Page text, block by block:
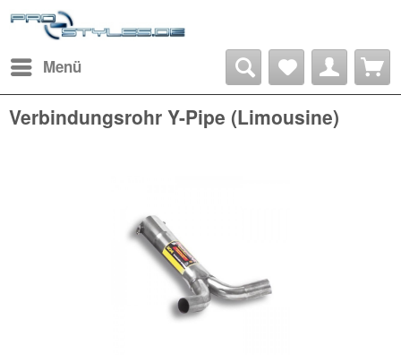
Menü
Verbindungsrohr Y-Pipe (Limousine)